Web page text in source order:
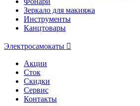
Зеркало для макияжа
Инструменты
Канцтовары
Электросамокаты
Акции
Сток
Скидки
Сервис
Контакты